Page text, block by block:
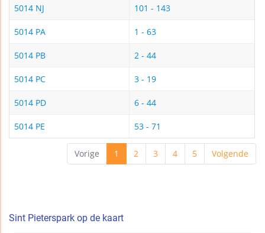
5014 NJ 101 - 143
5014 PA 1 - 63
5014 PB 2 - 44
5014 PC 3 - 19
5014 PD 6 - 44
5014 PE 53 - 71
Vorige 1 2 3 4 5 Volgende
Sint Pieterspark op de kaart